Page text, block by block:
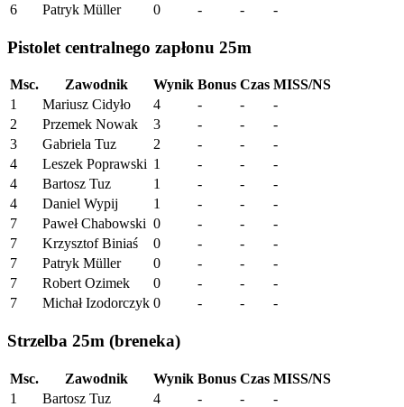
6
Patryk Müller 0 - - -
Pistolet centralnego zapłonu 25m
Msc. Zawodnik Wynik Bonus Czas MISS/NS
1
Mariusz Cidyło 4 - -
-
2
Przemek Nowak 3 - -
-
3
Gabriela Tuz 2 - -
-
4
Leszek Poprawski 1 - -
-
4
Bartosz Tuz 1 - -
-
4
Daniel Wypij 1 - -
-
7
Paweł Chabowski 0 - -
-
7
Krzysztof Biniaś 0 - -
-
7
Patryk Müller 0 - -
-
7
Robert Ozimek 0 - -
-
7
Michał Izodorczyk 0 - - -
Strzelba 25m (breneka)
Msc. Zawodnik Wynik Bonus Czas MISS/NS
1
Bartosz Tuz 4 - -
-